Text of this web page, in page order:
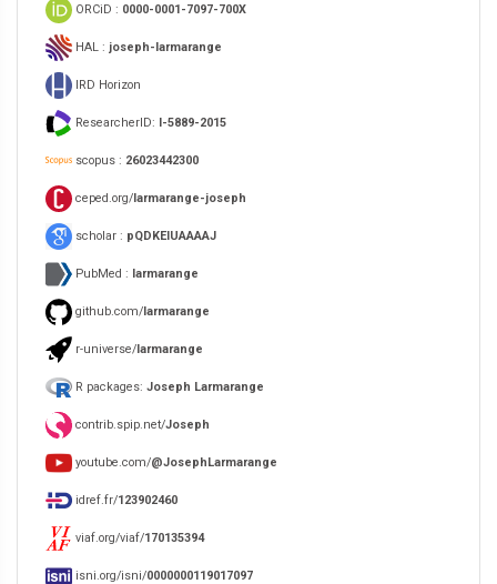
ORCiD : 0000-0001-7097-700X
HAL : joseph-larmarange
IRD Horizon
ResearcherID: I-5889-2015
scopus : 26023442300
ceped.org/larmarange-joseph
scholar : pQDKEIUAAAAJ
PubMed : larmarange
github.com/larmarange
r-universe/larmarange
R packages: Joseph Larmarange
contrib.spip.net/Joseph
youtube.com/@JosephLarmarange
idref.fr/123902460
viaf.org/viaf/170135394
isni.org/isni/0000000119017097